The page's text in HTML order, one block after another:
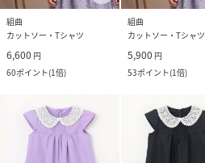
組曲
カットソー・Tシャツ
6,600 円
60ポイント(1倍)
組曲
カットソー・Tシャツ
5,900 円
53ポイント(1倍)